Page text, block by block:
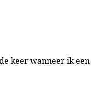
keer wanneer ik